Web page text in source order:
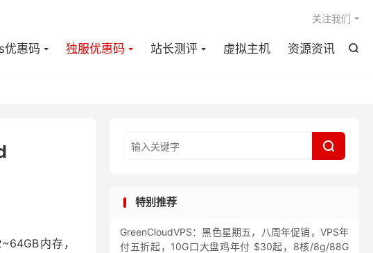

优惠码 独服优惠码 站长测评 虚拟主机 资源资讯
关注我们
内存，

特别推荐
GreenCloudVPS：黑色星期五，八周年促销，VPS年
付五折起，10G口大盘鸡年付 $30起，8核/8g/88G